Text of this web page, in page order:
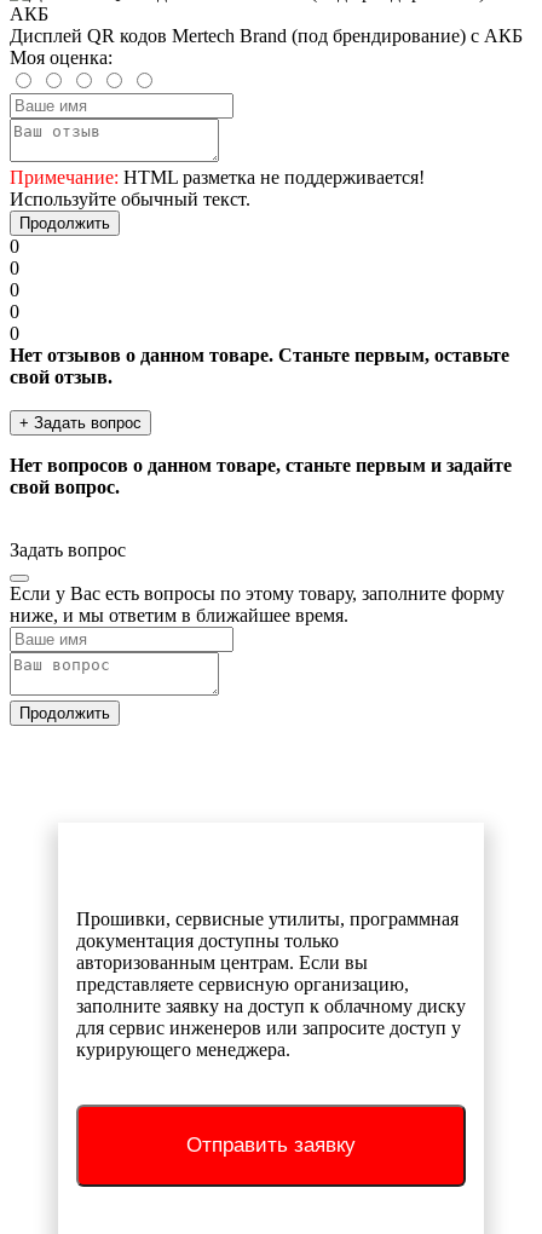
Дисплей QR кодов Mertech Brand (под брендирование) с АКБ
Моя оценка:
Примечание: HTML разметка не поддерживается!
Используйте обычный текст.
Продолжить
0
0
0
0
0
Нет отзывов о данном товаре. Станьте первым, оставьте
свой отзыв.
+ Задать вопрос
Нет вопросов о данном товаре, станьте первым и задайте
свой вопрос.
Задать вопрос
Если у Вас есть вопросы по этому товару, заполните форму
ниже, и мы ответим в ближайшее время.
Продолжить
Прошивки, сервисные утилиты, программная
документация доступны только
авторизованным центрам. Если вы
представляете сервисную организацию,
заполните заявку на доступ к облачному диску
для сервис инженеров или запросите доступ у
курирующего менеджера.
Отправить заявку